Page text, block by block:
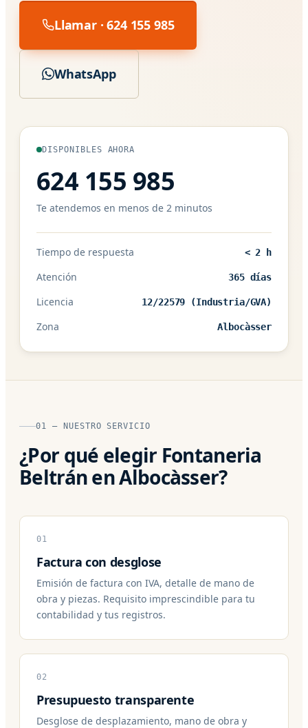
Llamar · 624 155 985
WhatsApp
DISPONIBLES AHORA
624 155 985
Te atendemos en menos de 2 minutos
Tiempo de respuesta < 2 h
Atención 365 días
Licencia 12/22579 (Industria/GVA)
Zona Albocàsser
01 — NUESTRO SERVICIO
¿Por qué elegir Fontaneria
Beltrán en Albocàsser?
01
Factura con desglose
Emisión de factura con IVA, detalle de mano de
obra y piezas. Requisito imprescindible para tu
contabilidad y tus registros.
02
Presupuesto transparente
Desglose de desplazamiento, mano de obra y